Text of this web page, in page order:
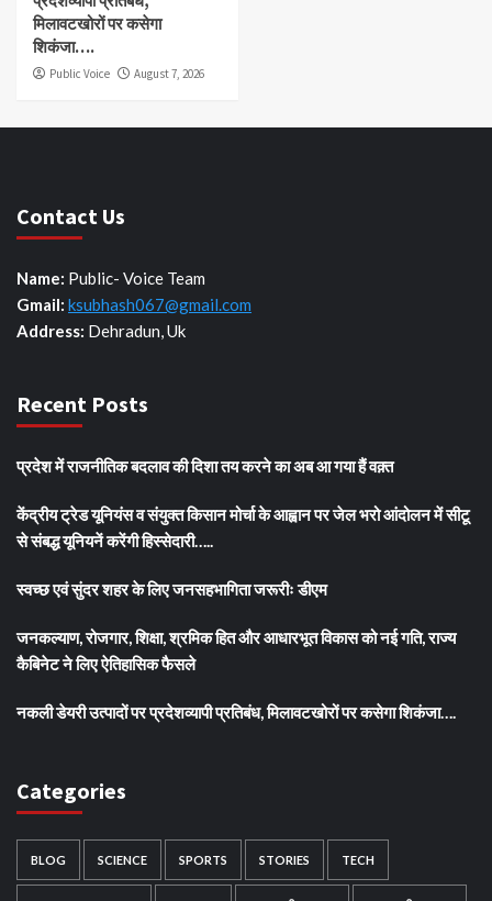
मिलावटखोरों पर कसेगा
शिकंजा….
Public Voice August 7, 2026
Contact Us
Name: Public- Voice Team
Gmail: ksubhash067@gmail.com
Address: Dehradun, Uk
Recent Posts
प्रदेश में राजनीतिक बदलाव की दिशा तय करने का अब आ गया हैं वक़्त
केंद्रीय ट्रेड यूनियंस व संयुक्त किसान मोर्चा के आह्वान पर जेल भरो आंदोलन में सीटू
से संबद्ध यूनियनें करेंगी हिस्सेदारी…..
स्वच्छ एवं सुंदर शहर के लिए जनसहभागिता जरूरीः डीएम
जनकल्याण, रोजगार, शिक्षा, श्रमिक हित और आधारभूत विकास को नई गति, राज्य
कैबिनेट ने लिए ऐतिहासिक फैसले
नकली डेयरी उत्पादों पर प्रदेशव्यापी प्रतिबंध, मिलावटखोरों पर कसेगा शिकंजा….
Categories
BLOG SCIENCE SPORTS STORIES TECH